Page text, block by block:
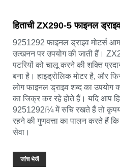
हिताची ZX290-5 फाइनल
9251292 फाइनल ड्राइव मोटर्स
उत्खनन पर उपयोग की जाती हैं।
पटरियों को चालू करने की शक्ति
बना है। हाइड्रोलिक मोटर है, और
लोग फाइनल ड्राइव शब्द का उपयोग
का जिक्र कर रहे होते हैं। यदि आप
9251292ï¼ में रुचि रखते हैं तो
रहने की गुणवत्ता का पालन करते हैं कि
सेवा।
जांच भेजें